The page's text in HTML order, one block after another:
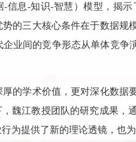
信息-知识-智慧）模型，揭
的三大核心条件在于数据
业间的竞争形态从单体竞
厚的学术价值，更对深化数
魏江教授团队的研究成果
为提供了新的理论透镜，也